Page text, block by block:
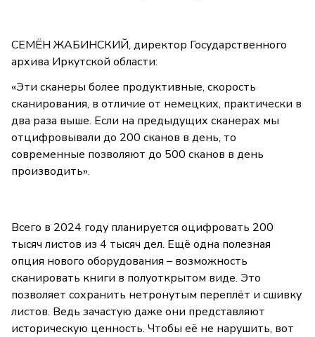
СЕМЁН ЖАБИНСКИЙ, директор Государственного
архива Иркутской области:
«Эти сканеры более продуктивные, скорость
сканирования, в отличие от немецких, практически в
два раза выше. Если на предыдущих сканерах мы
отцифровывали до 200 сканов в день, то
современные позволяют до 500 сканов в день
производить».
Всего в 2024 году планируется оцифровать 200
тысяч листов из 4 тысяч дел. Ещё одна полезная
опция нового оборудования – возможность
сканировать книги в полуоткрытом виде. Это
позволяет сохранить нетронутым переплёт и сшивку
листов. Ведь зачастую даже они представляют
историческую ценность. Чтобы её не нарушить, вот